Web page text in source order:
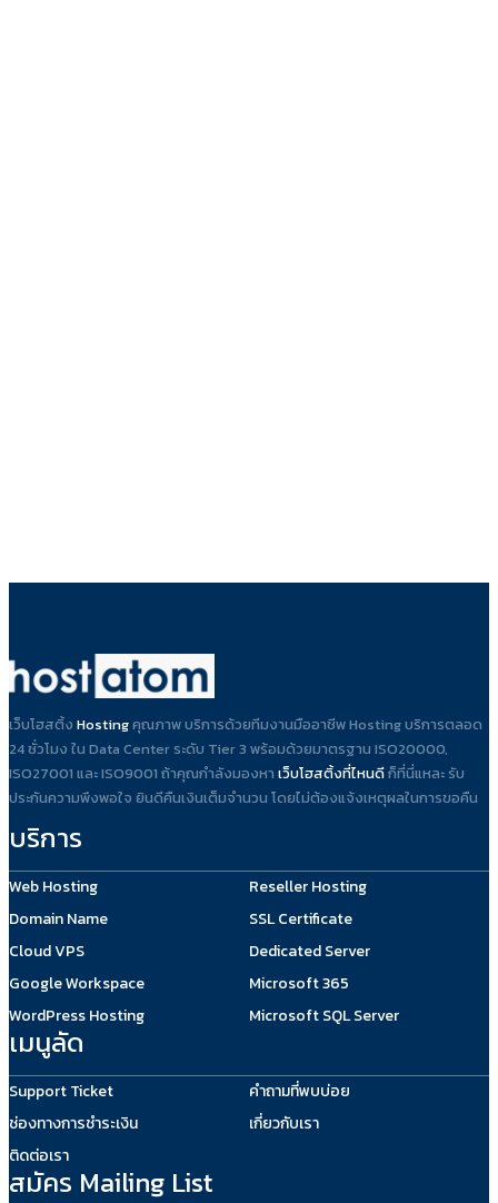
เว็บโฮสติ้ง Hostingคุณภาพ บริการด้วยทีมงานมืออาชีพ Hosting บริการตลอด
24 ชั่วโมง ใน Data Center ระดับ Tier 3 พร้อมด้วยมาตรฐาน ISO20000,
ISO27001 และ ISO9001 ถ้าคุณกำลังมองหา เว็บโฮสติ้งที่ไหนดีก็ที่นี่แหละ รับ
ประกันความพึงพอใจ ยินดีคืนเงินเต็มจำนวน โดยไม่ต้องแจ้งเหตุผลในการขอคืน
บริการ
Web Hosting
Domain Name
Cloud VPS
Google Workspace
WordPress Hosting
Reseller Hosting
SSL Certificate
Dedicated Server
Microsoft 365
Microsoft SQL Server
เมนูลัด
Support Ticket
ช่องทางการชำระเงิน
ติดต่อเรา
คำถามที่พบบ่อย
เกี่ยวกับเรา
สมัคร Mailing List